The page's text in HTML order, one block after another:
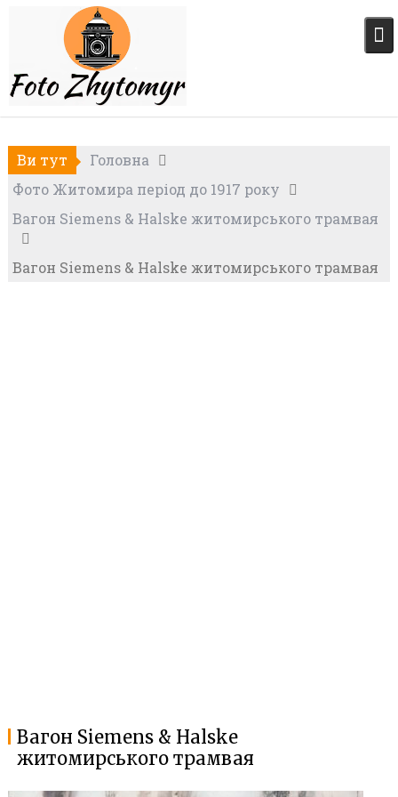
Ви тут
Головна
Фото Житомира період до 1917 року
Вагон Siemens & Halske житомирського трамвая
Вагон Siemens & Halske житомирського трамвая
Вагон Siemens & Halske
житомирського трамвая